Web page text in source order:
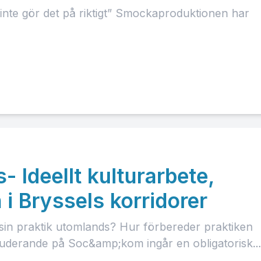
gör det på riktigt” Smockaproduktionen har
Ideellt kulturarbete,
Bryssels korridorer
praktik utomlands? Hur förbereder praktiken
på Soc&amp;kom ingår en obligatorisk...